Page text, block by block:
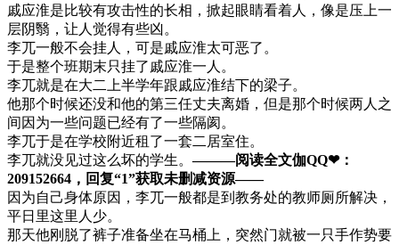
戚应淮是比较有攻击性的长相，掀起眼睛看着人，像是压上一
层阴翳，让人觉得有些凶。
李兀一般不会挂人，可是戚应淮太可恶了。
于是整个班期末只挂了戚应淮一人。
李兀就是在大二上半学年跟戚应淮结下的梁子。
他那个时候还没和他的第三任丈夫离婚，但是那个时候两人之
间因为一些问题已经有了一些隔阂。
李兀于是在学校附近租了一套二居室住。
李兀就没见过这么坏的学生。———阅读全文伽QQ❤：
209152664，回复“1”获取未删减资源—​​​​—
因为自己身体原因，李兀一般都是到教务处的教师厕所解决，
平日里这里人少。
那天他刚脱了裤子准备坐在马桶上，突然门就被一只手作势要